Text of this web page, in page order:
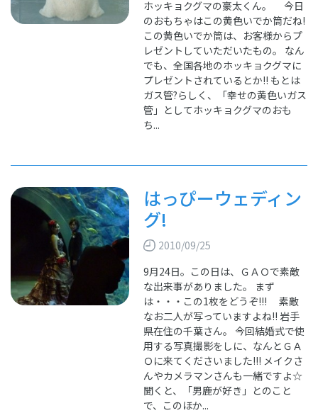
ホッキョクグマの豪太くん。 今日
のおもちゃはこの黄色いでか筒だね!
この黄色いでか筒は、お客様からプ
レゼントしていただいたもの。 なん
でも、全国各地のホッキョクグマに
プレゼントされているとか!! もとは
ガス管?らしく、「幸せの黄色いガス
管」としてホッキョクグマのおも
ち...
はっぴーウェディン
グ!
2010/09/25
9月24日。この日は、ＧＡＯで素敵
な出来事がありました。 まず
は・・・この1枚をどうぞ!!! 素敵
なお二人が写っていますよね!! 岩手
県在住の千葉さん。 今回結婚式で使
用する写真撮影をしに、なんとＧＡ
Ｏに来てくださいました!!! メイクさ
んやカメラマンさんも一緒ですよ☆
聞くと、「男鹿が好き」とのこと
で、このほか...